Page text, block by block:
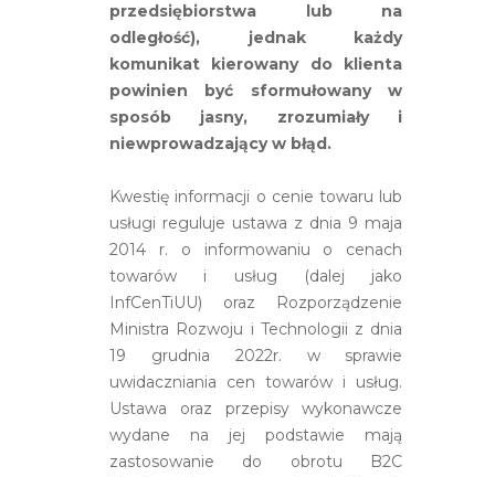
przedsiębiorstwa lub na
odległość), jednak każdy
komunikat kierowany do klienta
powinien być sformułowany w
sposób jasny, zrozumiały i
niewprowadzający w błąd.
Kwestię informacji o cenie towaru lub
usługi reguluje ustawa z dnia 9 maja
2014 r. o informowaniu o cenach
towarów i usług (dalej jako
InfCenTiUU) oraz Rozporządzenie
Ministra Rozwoju i Technologii z dnia
19 grudnia 2022r. w sprawie
uwidaczniania cen towarów i usług.
Ustawa oraz przepisy wykonawcze
wydane na jej podstawie mają
zastosowanie do obrotu B2C